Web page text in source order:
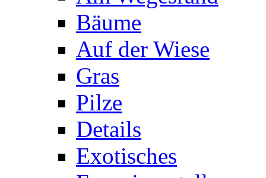
Bäume
Auf der Wiese
Gras
Pilze
Details
Exotisches